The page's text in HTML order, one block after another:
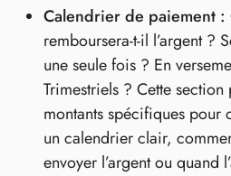
Calendrier de paiement :
remboursera-t-il l’argent ?
une seule fois ? En
Trimestriels ? Cette section
montants spécifiques pour
un calendrier clair,
envoyer l’argent ou quand